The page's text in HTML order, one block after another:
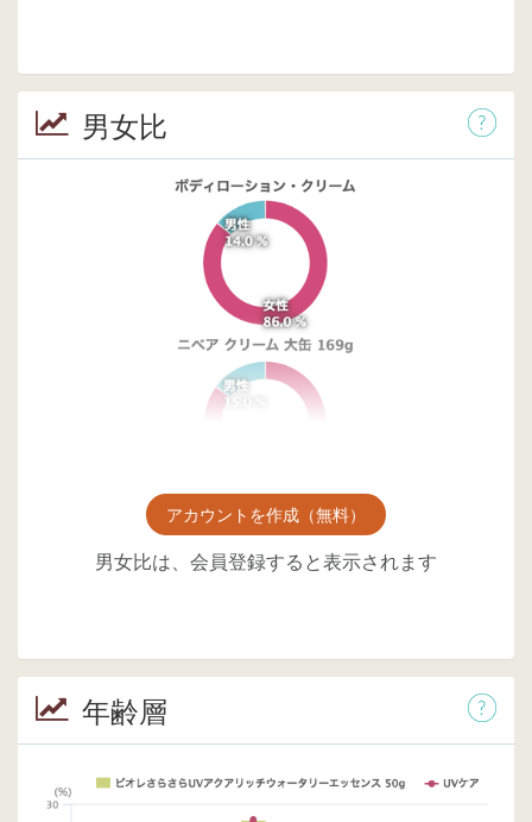
男女比
アカウントを作成（無料）
男女比は、会員登録すると表示されます
年齢層